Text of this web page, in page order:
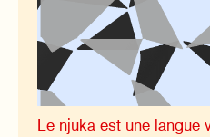
Le njuka est une langue